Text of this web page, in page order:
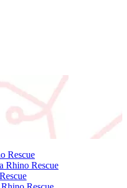
Rescue
Rhino Rescue